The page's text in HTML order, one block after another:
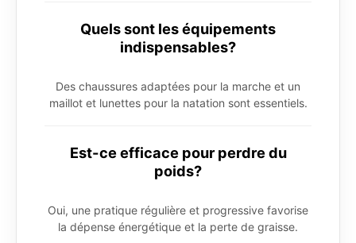
Quels sont les équipements
indispensables?
Des chaussures adaptées pour la marche et un
maillot et lunettes pour la natation sont essentiels.
Est-ce efficace pour perdre du
poids?
Oui, une pratique régulière et progressive favorise
la dépense énergétique et la perte de graisse.